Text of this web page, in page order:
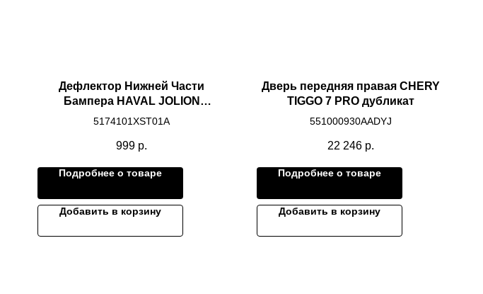
Дефлектор Нижней Части
Бампера HAVAL JOLION
Дубликат
5174101XST01A
999 р.
Подробнее о товаре
Добавить в корзину
Дверь передняя правая CHERY
TIGGO 7 PRO дубликат
551000930AADYJ
22 246 р.
Подробнее о товаре
Добавить в корзину